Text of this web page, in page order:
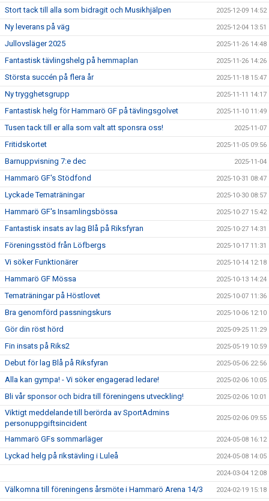
Stort tack till alla som bidragit och Musikhjälpen 2025-12-09 14:52
Ny leverans på väg 2025-12-04 13:51
Jullovsläger 2025 2025-11-26 14:48
Fantastisk tävlingshelg på hemmaplan 2025-11-26 14:26
Största succén på flera år 2025-11-18 15:47
Ny trygghetsgrupp 2025-11-11 14:17
Fantastisk helg för Hammarö GF på tävlingsgolvet 2025-11-10 11:49
Tusen tack till er alla som valt att sponsra oss! 2025-11-07
Fritidskortet 2025-11-05 09:56
Barnuppvisning 7:e dec 2025-11-04
Hammarö GF's Stödfond 2025-10-31 08:47
Lyckade Tematräningar 2025-10-30 08:57
Hammarö GF's Insamlingsbössa 2025-10-27 15:42
Fantastisk insats av lag Blå på Riksfyran 2025-10-27 14:31
Föreningsstöd från Löfbergs 2025-10-17 11:31
Vi söker Funktionärer 2025-10-14 12:18
Hammarö GF Mössa 2025-10-13 14:24
Tematräningar på Höstlovet 2025-10-07 11:36
Bra genomförd passningskurs 2025-10-06 12:10
Gör din röst hörd 2025-09-25 11:29
Fin insats på Riks2 2025-05-19 10:59
Debut för lag Blå på Riksfyran 2025-05-06 22:56
Alla kan gympa! - Vi söker engagerad ledare! 2025-02-06 10:05
Bli vår sponsor och bidra till föreningens utveckling! 2025-02-06 10:01
Viktigt meddelande till berörda av SportAdmins
personuppgiftsincident
2025-02-06 09:55
Hammarö GFs sommarläger 2024-05-08 16:12
Lyckad helg på rikstävling i Luleå 2024-05-08 14:05
2024-03-04 12:08
Välkomna till föreningens årsmöte i Hammarö Arena 14/3 2024-02-19 15:18